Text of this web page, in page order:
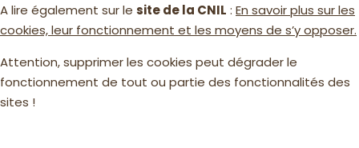
A lire également sur le site de la CNIL : En savoir plus sur les
cookies, leur fonctionnement et les moyens de s’y opposer.
Attention, supprimer les cookies peut dégrader le
fonctionnement de tout ou partie des fonctionnalités des
sites !